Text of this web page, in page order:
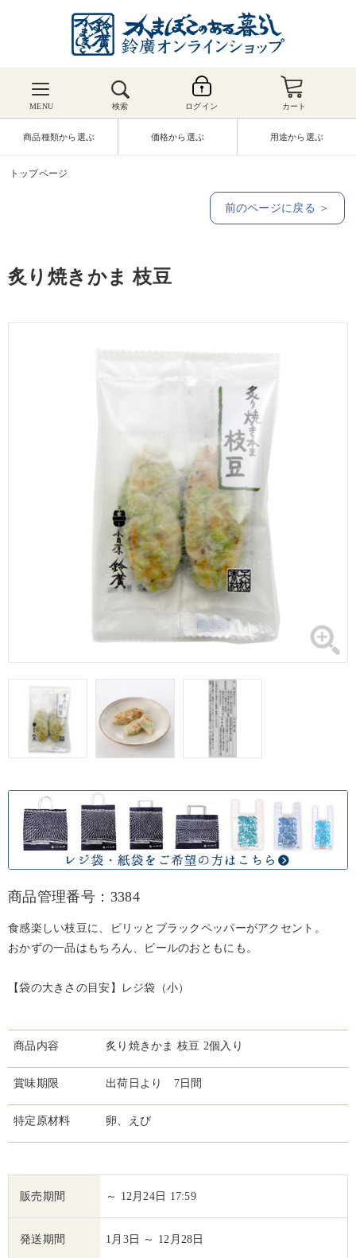
MENU 検索 ログイン カート
商品種類から選ぶ 価格から選ぶ 用途から選ぶ
トップページ
前のページに戻る ＞
炙り焼きかま 枝豆
商品管理番号：3384
食感楽しい枝豆に、ピリッとブラックペッパーがアクセント。
おかずの一品はもちろん、ビールのおともにも。
【袋の大きさの目安】レジ袋（小）
商品内容 炙り焼きかま 枝豆 2個入り
賞味期限 出荷日より 7日間
特定原材料 卵、えび
販売期間 ～ 12月24日 17:59
発送期間 1月3日 ～ 12月28日